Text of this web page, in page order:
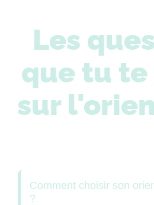
Les
que tu te
sur
Comment choisir son
?